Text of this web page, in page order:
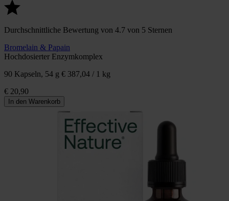
Durchschnittliche Bewertung von 4.7 von 5 Sternen
Bromelain & Papain
Hochdosierter Enzymkomplex
90 Kapseln, 54 g € 387,04 / 1 kg
€ 20,90
In den Warenkorb